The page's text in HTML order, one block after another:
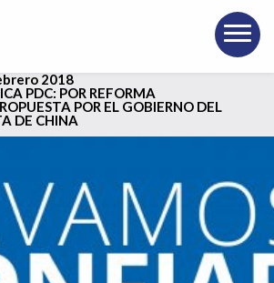
2018
PDC: POR REFORMA
POR EL GOBIERNO DEL
DE CHINA